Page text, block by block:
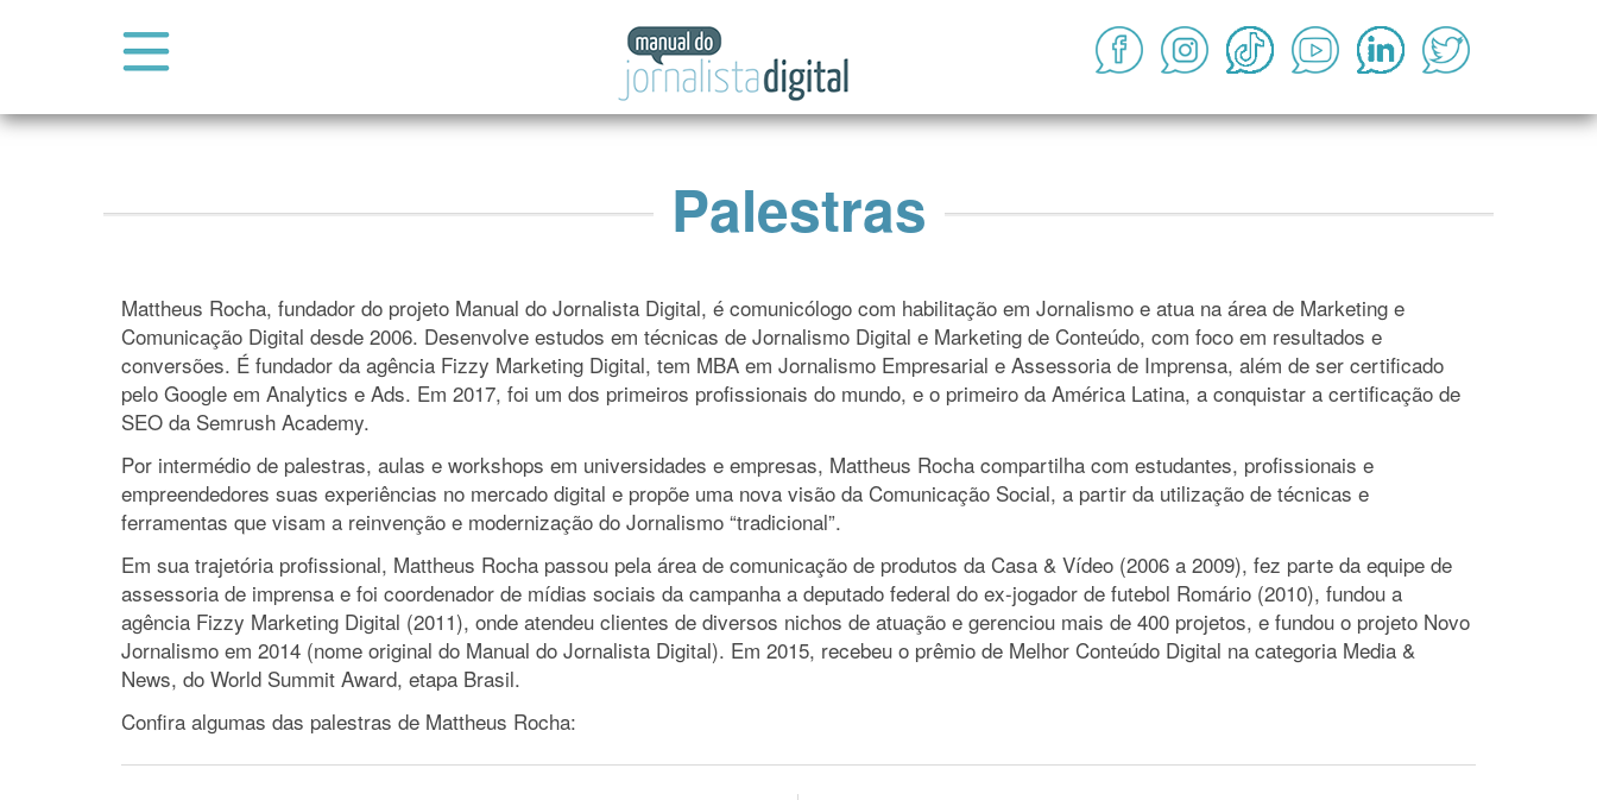
Abrir Menu do Site
do
Jornalista
Digital
Palestras
Mattheus Rocha, fundador do projeto Manual do Jornalista Digital, é comunicólogo com habilitação em Jornalismo e atua na área de Marketing e
Comunicação Digital desde 2006. Desenvolve estudos em técnicas de Jornalismo Digital e Marketing de Conteúdo, com foco em resultados e
conversões. É fundador da agência Fizzy Marketing Digital, tem MBA em Jornalismo Empresarial e Assessoria de Imprensa, além de ser certificado
pelo Google em Analytics e Ads. Em 2017, foi um dos primeiros profissionais do mundo, e o primeiro da América Latina, a conquistar a certificação de
SEO da Semrush Academy.
Por intermédio de palestras, aulas e workshops em universidades e empresas, Mattheus Rocha compartilha com estudantes, profissionais e
empreendedores suas experiências no mercado digital e propõe uma nova visão da Comunicação Social, a partir da utilização de técnicas e
ferramentas que visam a reinvenção e modernização do Jornalismo “tradicional”.
Em sua trajetória profissional, Mattheus Rocha passou pela área de comunicação de produtos da Casa & Vídeo (2006 a 2009), fez parte da equipe de
assessoria de imprensa e foi coordenador de mídias sociais da campanha a deputado federal do ex-jogador de futebol Romário (2010), fundou a
agência Fizzy Marketing Digital (2011), onde atendeu clientes de diversos nichos de atuação e gerenciou mais de 400 projetos, e fundou o projeto Novo
Jornalismo em 2014 (nome original do Manual do Jornalista Digital). Em 2015, recebeu o prêmio de Melhor Conteúdo Digital na categoria Media &
News, do World Summit Award, etapa Brasil.
Confira algumas das palestras de Mattheus Rocha: